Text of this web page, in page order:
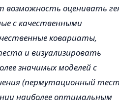
возможность оценивать
с качественными
ковариаты,
и визуализировать
значимых моделей с
(пермутационный
наиболее оптимальным